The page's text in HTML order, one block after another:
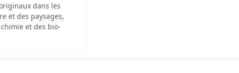
dans les
et des paysages,
et des bio-